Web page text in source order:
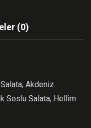
(0)
Akdeniz
Soslu Salata, Hellim